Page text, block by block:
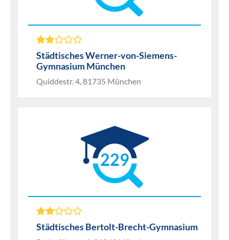
Städtisches Werner-von-Siemens-
Gymnasium München
Quiddestr. 4, 81735 München
229
Städtisches Bertolt-Brecht-Gymnasium